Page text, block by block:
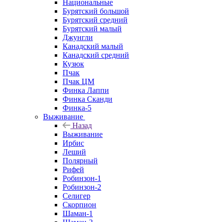
Национальные
Бурятский большой
Бурятский средний
Бурятский малый
Джунгли
Канадский малый
Канадский средний
Кузюк
Пчак
Пчак ЦМ
Финка Лаппи
Финка Сканди
Финка-5
Выживание
Назад
Выживание
Ирбис
Леший
Полярный
Рифей
Робинзон-1
Робинзон-2
Селигер
Скорпион
Шаман-1